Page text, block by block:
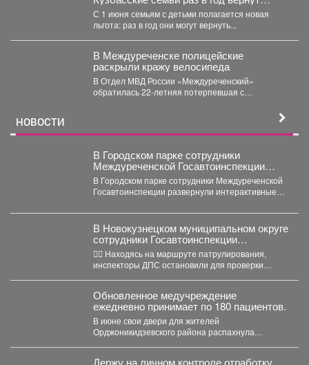
часть уплаченных денег
С 1 июня семьям с детьми полагается новая
льгота: раз в год они могут вернуть...
В Междуреченске полицейские
раскрыли кражу велосипеда
В Отдел МВД России «Междуреченский»
обратилась 22-летняя потерпевшая с
НОВОСТИ
В Городском парке сотрудники
Междуреченской Госавтоинспекции
развернули интерактивные
профилактические площадки
В Городском парке сотрудники Междуреченской
Госавтоинспекции развернули интерактивные
Правил дорожного движения...
В Новокузнецком муниципальном округе
сотрудники Госавтоинспекции
задержали нетрезвого водителя,
повторно севшего за руль в состоянии
опьянения
👮‍♂ Находясь на маршруте патрулирования,
инспекторы ДПС остановили для проверки
Обновленное медучреждение
ежедневно принимает по 180 пациентов.
В июне свои двери для жителей
Орджоникидзевского района распахнула
Держу на личном контроле отработку